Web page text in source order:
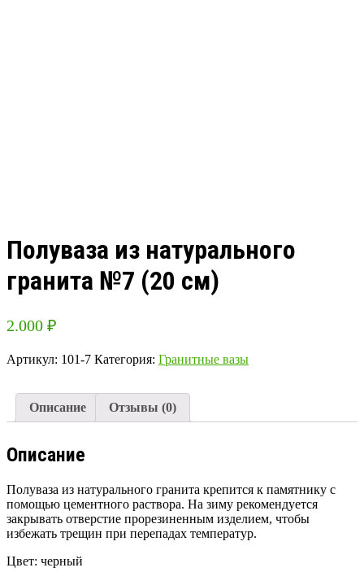
Полуваза из натурального
гранита №7 (20 см)
2.000 ₽
Артикул: 101-7 Категория: Гранитные вазы
Описание Отзывы (0)
Описание
Полуваза из натурального гранита крепится к памятнику с
помощью цементного раствора. На зиму рекомендуется
закрывать отверстие прорезиненным изделием, чтобы
избежать трещин при перепадах температур.
Цвет: черный